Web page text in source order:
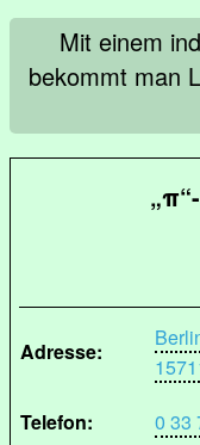
Mit einem
bekommt man
Adresse:
Telefon:
0 33